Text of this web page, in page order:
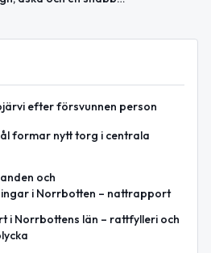
efter försvunnen person
formar nytt torg i centrala
och
i Norrbotten – nattrapport
i Norrbottens län – rattfylleri och